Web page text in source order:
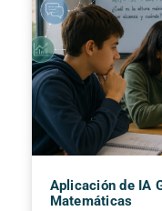
Aplicación de IA
Matemáticas